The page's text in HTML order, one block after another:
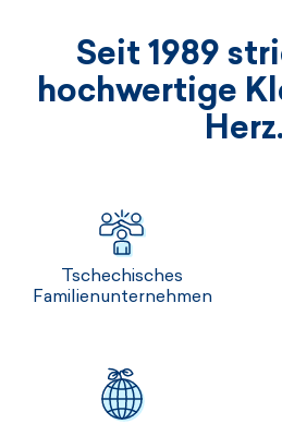
Seit 1989
hochwertige
Herz.
Tschechisches
Familienunternehmen